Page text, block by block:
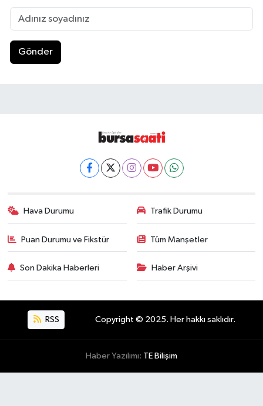
Gönder
Hava Durumu Trafik Durumu
Puan Durumu ve Fikstür Tüm Manşetler
Son Dakika Haberleri Haber Arşivi
RSS Copyright © 2025. Her hakkı saklıdır.
Haber Yazılımı: TE Bilişim